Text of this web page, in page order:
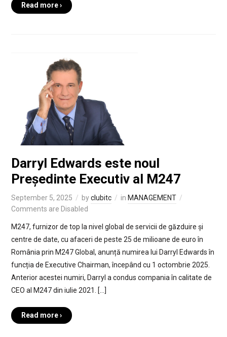
Read more ›
Darryl Edwards este noul
Președinte Executiv al M247
September 5, 2025 byclubitc in MANAGEMENT
Comments are Disabled
M247, furnizor de top la nivel global de servicii de găzduire și
centre de date, cu afaceri de peste 25 de milioane de euro în
România prin M247 Global, anunță numirea lui Darryl Edwards în
funcția de Executive Chairman, începând cu 1 octombrie 2025.
Anterior acestei numiri, Darryl a condus compania în calitate de
CEO al M247 din iulie 2021. […]
Read more ›